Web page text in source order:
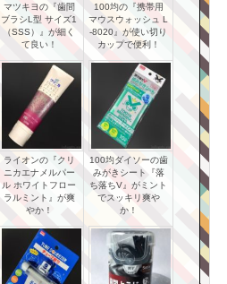
マツキヨの『歯間
ブラシL型 サイズ1
（SSS）』が細く
て良い！
100均の『携帯用
マウスウォッシュ L
-8020』が使い切り
カップで便利！
ライオンの『クリ
ニカエナメルパー
ル ホワイトフロー
ラルミント』が爽
やか！
100均ダイソーの歯
みがきシート『落
ち落ちV』がミント
でスッキリ爽や
か！